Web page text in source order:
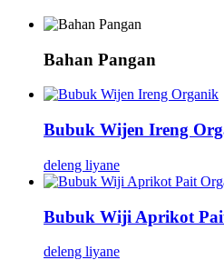
Bahan Pangan
Bubuk Wijen Ireng
deleng liyane
Bubuk Wiji Aprikot
deleng liyane